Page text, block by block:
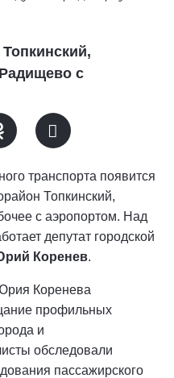
с
транспорта появится
Топкинский,
с аэропортом. Над
депутат городской
Коренев.
Коренева
профильных
и
обследовали
пассажирского